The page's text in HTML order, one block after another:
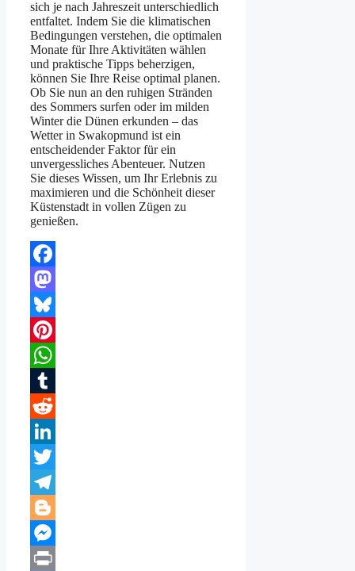
sich je nach Jahreszeit unterschiedlich
entfaltet. Indem Sie die klimatischen
Bedingungen verstehen, die optimalen
Monate für Ihre Aktivitäten wählen
und praktische Tipps beherzigen,
können Sie Ihre Reise optimal planen.
Ob Sie nun an den ruhigen Stränden
des Sommers surfen oder im milden
Winter die Dünen erkunden – das
Wetter in Swakopmund ist ein
entscheidender Faktor für ein
unvergessliches Abenteuer. Nutzen
Sie dieses Wissen, um Ihr Erlebnis zu
maximieren und die Schönheit dieser
Küstenstadt in vollen Zügen zu
genießen.
Facebook
Mastodon
Bluesky
Pinterest
WhatsApp
Tumblr
Reddit
LinkedIn
Twitter
Telegram
Blogger
Messenger